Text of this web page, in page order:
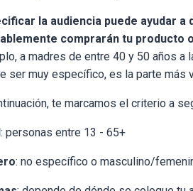
la audiencia puede ayudar
comprarán tu producto
a madres de entre 40 y 50 años
ser muy específico, es la parte más
te marcamos el criterio a
: personas entre 13 - 65+
: no específico o masculino/